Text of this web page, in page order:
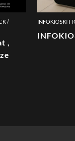
/
INFOKIOSKI I